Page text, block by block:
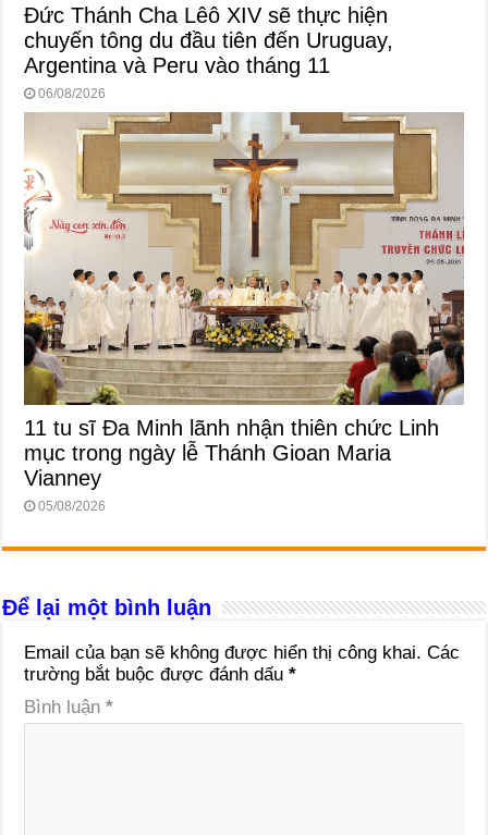
Đức Thánh Cha Lêô XIV sẽ thực hiện
chuyến tông du đầu tiên đến Uruguay,
Argentina và Peru vào tháng 11
06/08/2026
11 tu sĩ Đa Minh lãnh nhận thiên chức Linh
mục trong ngày lễ Thánh Gioan Maria
Vianney
05/08/2026
Để lại một bình luận
Email của bạn sẽ không được hiển thị công khai. Các
trường bắt buộc được đánh dấu*
Bình luận*